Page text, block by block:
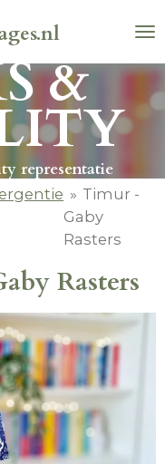
&
representatie
» Timur -
Gaby
Rasters
Rasters